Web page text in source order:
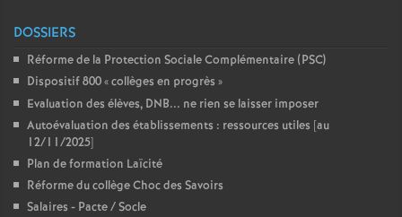
DOSSIERS
Réforme de la Protection Sociale Complémentaire (PSC)
Dispositif 800 «collèges en progrès »
Evaluation des élèves, DNB... ne rien se laisser imposer
Autoévaluation des établissements : ressources utiles [au
12/11/2025]
Plan de formation Laïcité
Réforme du collège Choc des Savoirs
Salaires - Pacte / Socle